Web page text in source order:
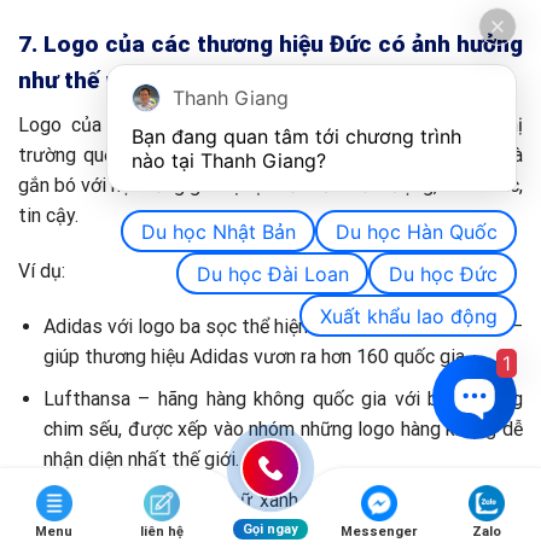
7. Logo của các thương hiệu Đức có ảnh hưởng
như thế nào đến thị trường toàn cầu?
Logo của thương hiệu Đức ảnh hưởng sâu rộng đến thị
trường quốc tế nhờ tính biểu tượng mạnh, dễ nhận diện và
gắn bó với hệ thống giá trị cụ thể như: chất lượng, chính xác,
tin cậy.
Ví dụ:
Adidas với logo ba sọc thể hiện tốc độ và sự toàn diện –
giúp thương hiệu Adidas vươn ra hơn 160 quốc gia.
Lufthansa – hãng hàng không quốc gia với biểu tượng
chim sếu, được xếp vào nhóm những logo hàng không dễ
nhận diện nhất thế giới.
Siemens – với font chữ xanh điện tử – thể hiện sự tin
tưởng tuyệt đối trong khối ngành công nghiệp nặng, điện
Menu liên hệ Gọi ngay Messenger Zalo
Thanh Giang
Bạn đang quan tâm tới chương trình
nào tại Thanh Giang?
Du học Nhật Bản
Du học Hàn Quốc
Du học Đài Loan
Du học Đức
Xuất khẩu lao động
1